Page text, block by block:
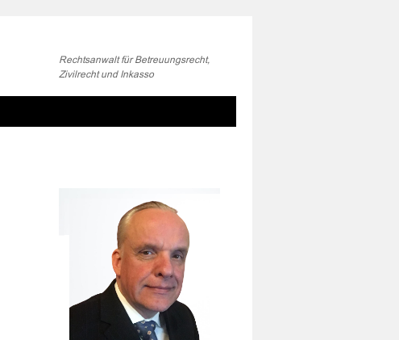
Rechtsanwalt für Betreuungsrecht,
Zivilrecht und Inkasso